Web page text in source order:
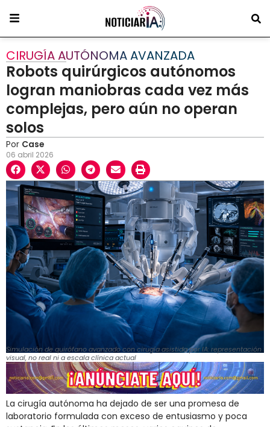
CIRUGÍA AUTÓNOMA AVANZADA
Robots quirúrgicos autónomos
logran maniobras cada vez más
complejas, pero aún no operan
solos
Por Case
06 abril 2026
Simulación de quirófano avanzado con cirugía asistida por IA: representación
visual, no real ni a escala clínica actual
La cirugía autónoma ha dejado de ser una promesa de
laboratorio formulada con exceso de entusiasmo y poca